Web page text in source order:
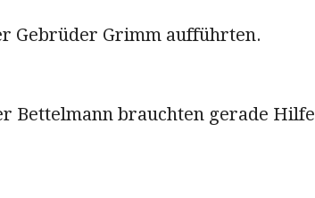
Gebrüder Grimm aufführten.
Bettelmann brauchten gerade Hilfe